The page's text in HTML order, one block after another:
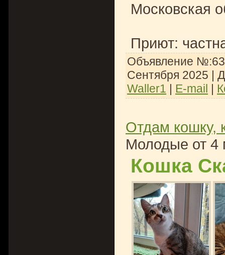
Московская
Приют:
Объявление
Сентября 2025 |
Waller1 | E-mail |
Отдам кошку,
Молодые от 4
Кошка